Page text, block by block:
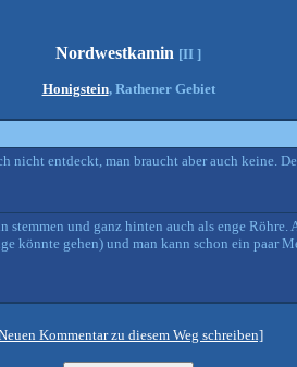
Nordwestkamin [II ]
Honigstein, Rathener Gebiet
nicht entdeckt, man braucht aber auch keine.
und ganz hinten auch als enge Röhre.
könnte gehen) und man kann schon ein paar
Kommentar zu diesem Weg schreiben]